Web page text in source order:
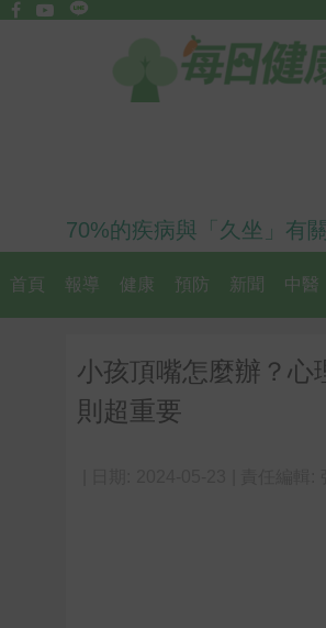
70%的疾病與「久坐」有關
首頁 報導 健康 預防 新聞 中醫
小孩頂嘴怎麼辦？心
則超重要